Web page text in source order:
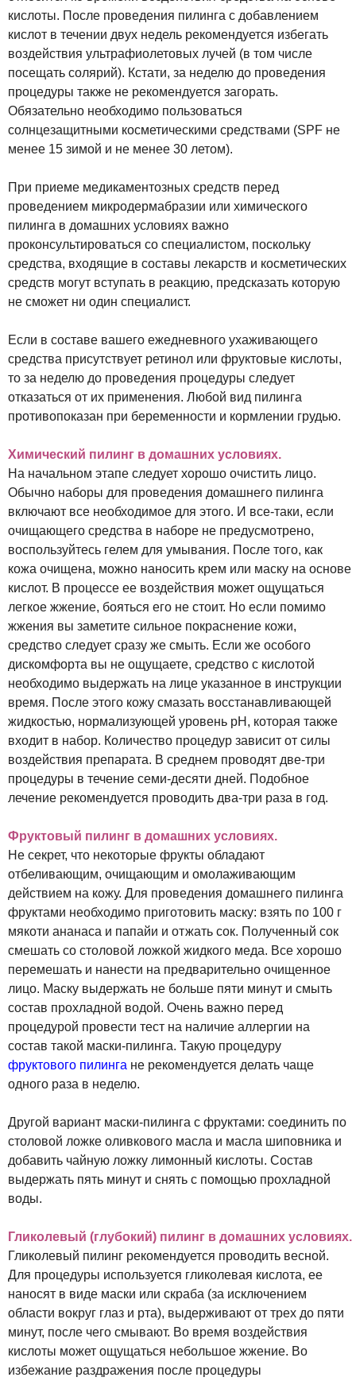
кислоты. После проведения пилинга с добавлением
кислот в течении двух недель рекомендуется избегать
воздействия ультрафиолетовых лучей (в том числе
посещать солярий). Кстати, за неделю до проведения
процедуры также не рекомендуется загорать.
Обязательно необходимо пользоваться
солнцезащитными косметическими средствами (SPF не
менее 15 зимой и не менее 30 летом).
При приеме медикаментозных средств перед
проведением микродермабразии или химического
пилинга в домашних условиях важно
проконсультироваться со специалистом, поскольку
средства, входящие в составы лекарств и косметических
средств могут вступать в реакцию, предсказать которую
не сможет ни один специалист.
Если в составе вашего ежедневного ухаживающего
средства присутствует ретинол или фруктовые кислоты,
то за неделю до проведения процедуры следует
отказаться от их применения. Любой вид пилинга
противопоказан при беременности и кормлении грудью.
Химический пилинг в домашних условиях.
На начальном этапе следует хорошо очистить лицо.
Обычно наборы для проведения домашнего пилинга
включают все необходимое для этого. И все-таки, если
очищающего средства в наборе не предусмотрено,
воспользуйтесь гелем для умывания. После того, как
кожа очищена, можно наносить крем или маску на основе
кислот. В процессе ее воздействия может ощущаться
легкое жжение, бояться его не стоит. Но если помимо
жжения вы заметите сильное покраснение кожи,
средство следует сразу же смыть. Если же особого
дискомфорта вы не ощущаете, средство с кислотой
необходимо выдержать на лице указанное в инструкции
время. После этого кожу смазать восстанавливающей
жидкостью, нормализующей уровень рН, которая также
входит в набор. Количество процедур зависит от силы
воздействия препарата. В среднем проводят две-три
процедуры в течение семи-десяти дней. Подобное
лечение рекомендуется проводить два-три раза в год.
Фруктовый пилинг в домашних условиях.
Не секрет, что некоторые фрукты обладают
отбеливающим, очищающим и омолаживающим
действием на кожу. Для проведения домашнего пилинга
фруктами необходимо приготовить маску: взять по 100 г
мякоти ананаса и папайи и отжать сок. Полученный сок
смешать со столовой ложкой жидкого меда. Все хорошо
перемешать и нанести на предварительно очищенное
лицо. Маску выдержать не больше пяти минут и смыть
состав прохладной водой. Очень важно перед
процедурой провести тест на наличие аллергии на
состав такой маски-пилинга. Такую процедуру
фруктового пилинга не рекомендуется делать чаще
одного раза в неделю.
Другой вариант маски-пилинга с фруктами: соединить по
столовой ложке оливкового масла и масла шиповника и
добавить чайную ложку лимонный кислоты. Состав
выдержать пять минут и снять с помощью прохладной
воды.
Гликолевый (глубокий) пилинг в домашних условиях.
Гликолевый пилинг рекомендуется проводить весной.
Для процедуры используется гликолевая кислота, ее
наносят в виде маски или скраба (за исключением
области вокруг глаз и рта), выдерживают от трех до пяти
минут, после чего смывают. Во время воздействия
кислоты может ощущаться небольшое жжение. Во
избежание раздражения после процедуры